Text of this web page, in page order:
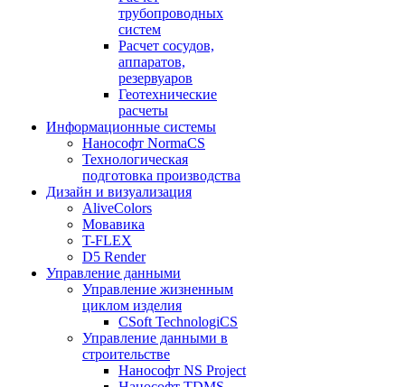
трубопроводных
систем
Расчет сосудов,
аппаратов,
резервуаров
Геотехнические
расчеты
Информационные системы
Нанософт NormaCS
Технологическая
подготовка производства
Дизайн и визуализация
AliveColors
Мовавика
T-FLEX
D5 Render
Управление данными
Управление жизненным
циклом изделия
CSoft TechnologiCS
Управление данными в
строительстве
Нанософт NS Project